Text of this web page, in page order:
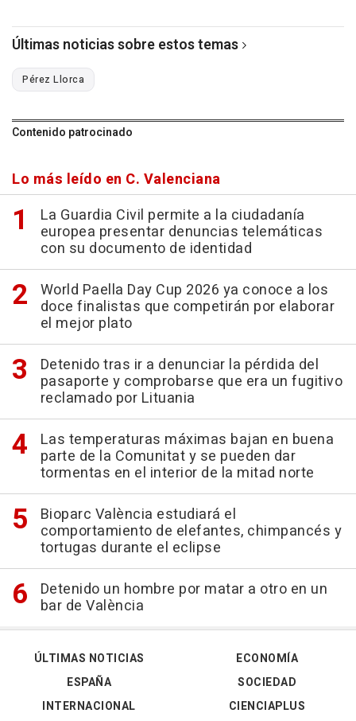
Últimas noticias sobre estos temas
Pérez Llorca
Contenido patrocinado
Lo más leído en C. Valenciana
La Guardia Civil permite a la ciudadanía
europea presentar denuncias telemáticas
con su documento de identidad
World Paella Day Cup 2026 ya conoce a los
doce finalistas que competirán por elaborar
el mejor plato
Detenido tras ir a denunciar la pérdida del
pasaporte y comprobarse que era un fugitivo
reclamado por Lituania
Las temperaturas máximas bajan en buena
parte de la Comunitat y se pueden dar
tormentas en el interior de la mitad norte
Bioparc València estudiará el
comportamiento de elefantes, chimpancés y
tortugas durante el eclipse
Detenido un hombre por matar a otro en un
bar de València
ÚLTIMAS NOTICIAS
ESPAÑA
INTERNACIONAL
ECONOMÍA
SOCIEDAD
CIENCIAPLUS